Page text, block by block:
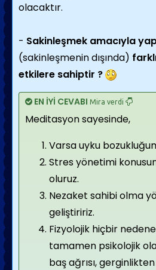
olacaktır.
- Sakinleşmek amacıyla
(sakinleşmenin dışında)
etkilere sahiptir ?
EN İYİ CEVABI Mira verdi
Meditasyon sayesinde,
Varsa uyku
Stres yönetimi
oluruz.
Nezaket sahibi olma
geliştiririz.
Fizyolojik hiçbir
tamamen psikolojik
baş ağrısı,